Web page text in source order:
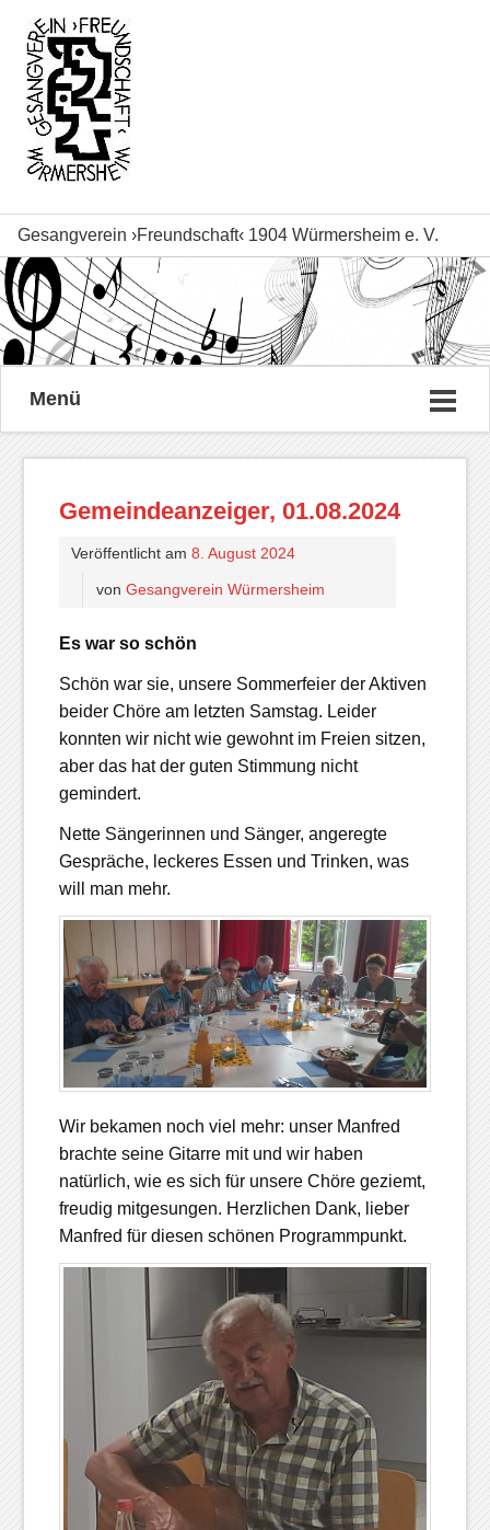
Gesangverein ›Freundschaft‹ 1904 Würmersheim e. V.
Menü
Gemeindeanzeiger, 01.08.2024
Veröffentlicht am 8. August 2024
von Gesangverein Würmersheim
Es war so schön
Schön war sie, unsere Sommerfeier der Aktiven
beider Chöre am letzten Samstag. Leider
konnten wir nicht wie gewohnt im Freien sitzen,
aber das hat der guten Stimmung nicht
gemindert.
Nette Sängerinnen und Sänger, angeregte
Gespräche, leckeres Essen und Trinken, was
will man mehr.
Wir bekamen noch viel mehr: unser Manfred
brachte seine Gitarre mit und wir haben
natürlich, wie es sich für unsere Chöre geziemt,
freudig mitgesungen. Herzlichen Dank, lieber
Manfred für diesen schönen Programmpunkt.